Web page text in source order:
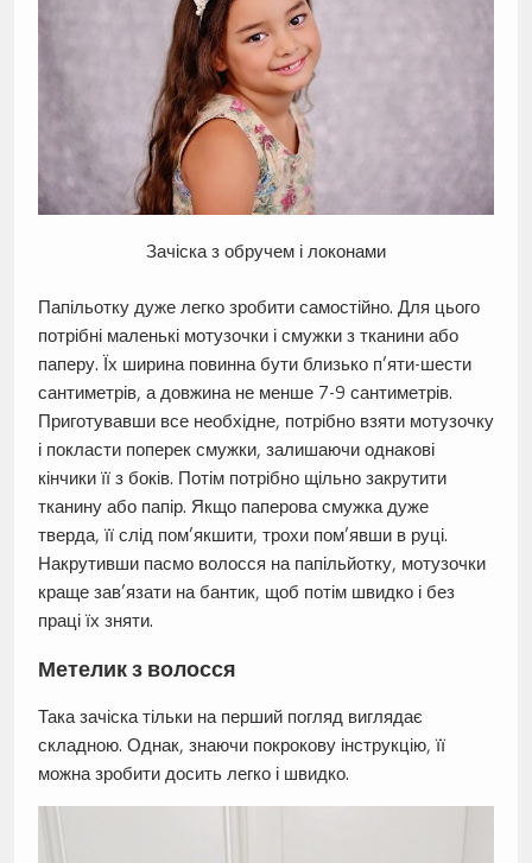
Зачіска з обручем і локонами
Папільотку дуже легко зробити самостійно. Для цього
потрібні маленькі мотузочки і смужки з тканини або
паперу. Їх ширина повинна бути близько п’яти-шести
сантиметрів, а довжина не менше 7-9 сантиметрів.
Приготувавши все необхідне, потрібно взяти мотузочку
і покласти поперек смужки, залишаючи однакові
кінчики її з боків. Потім потрібно щільно закрутити
тканину або папір. Якщо паперова смужка дуже
тверда, її слід пом’якшити, трохи пом’явши в руці.
Накрутивши пасмо волосся на папільйотку, мотузочки
краще зав’язати на бантик, щоб потім швидко і без
праці їх зняти.
Метелик з волосся
Така зачіска тільки на перший погляд виглядає
складною. Однак, знаючи покрокову інструкцію, її
можна зробити досить легко і швидко.